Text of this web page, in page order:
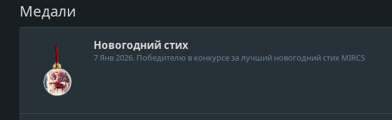
Медали
Новогодний стих
7 Янв 2026. Победителю в конкурсе за лучший новогодний стих MIRCS